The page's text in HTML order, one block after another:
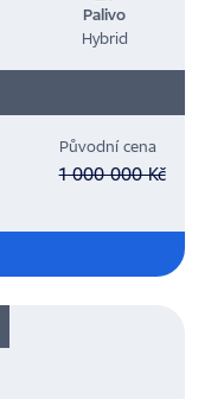
Palivo
Hybrid
Původní cena
1 000 000 Kč